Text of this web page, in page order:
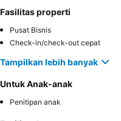
Fasilitas properti
Pusat Bisnis
Check-in/check-out cepat
Tampilkan lebih banyak
Untuk Anak-anak
Penitipan anak